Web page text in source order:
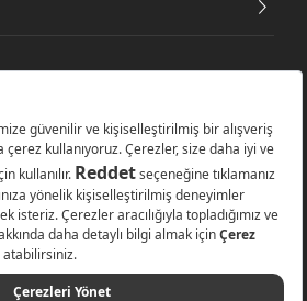
Tekstil Sanayi ve Ticaret A.Ş. - Tüm hakları